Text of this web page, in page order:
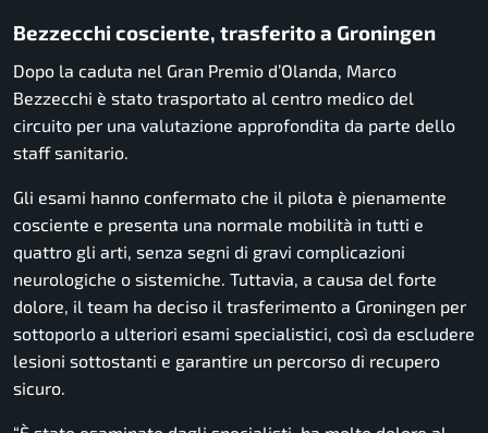
Bezzecchi cosciente, trasferito a Groningen
Dopo la caduta nel Gran Premio d’Olanda, Marco
Bezzecchi è stato trasportato al centro medico del
circuito per una valutazione approfondita da parte dello
staff sanitario.
Gli esami hanno confermato che il pilota è pienamente
cosciente e presenta una normale mobilità in tutti e
quattro gli arti, senza segni di gravi complicazioni
neurologiche o sistemiche. Tuttavia, a causa del forte
dolore, il team ha deciso il trasferimento a Groningen per
sottoporlo a ulteriori esami specialistici, così da escludere
lesioni sottostanti e garantire un percorso di recupero
sicuro.